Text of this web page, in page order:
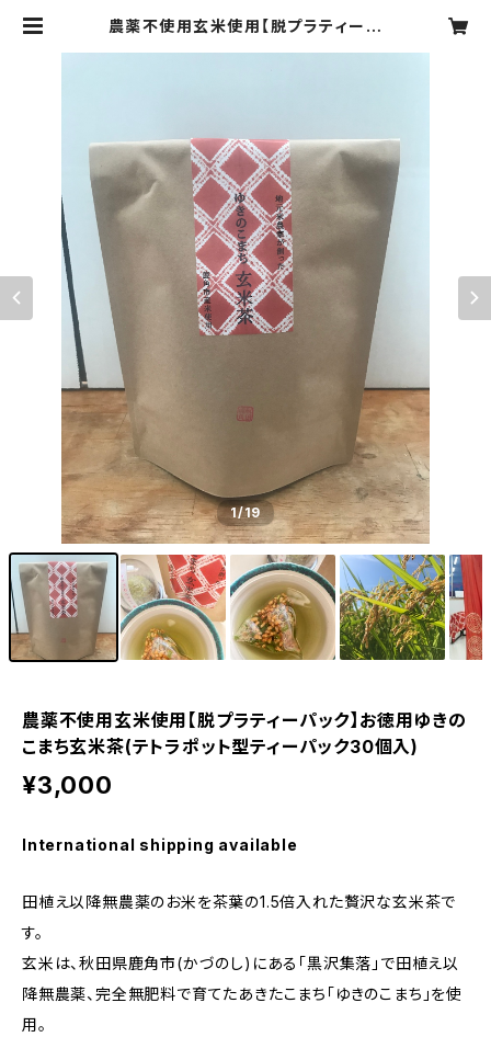
農薬不使用玄米使用【脱プラティーパ
1/19
農薬不使用玄米使用【脱プラティーパック】お徳用ゆきの
こまち玄米茶(テトラポット型ティーパック30個入)
¥3,000
International shipping available
田植え以降無農薬のお米を茶葉の1.5倍入れた贅沢な玄米茶で
す。
玄米は、秋田県鹿角市(かづのし)にある「黒沢集落」で田植え以
降無農薬、完全無肥料で育てたあきたこまち「ゆきのこまち」を使
用。